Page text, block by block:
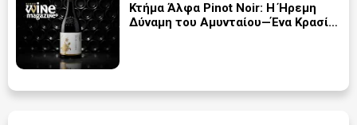
Κτήμα Άλφα Pinot Noir: Η Ήρεμη
Δύναμη του Αμυνταίου—Ένα Κρασί